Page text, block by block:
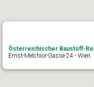
Österreichischer Baustoff-
Ernst-Melchior-Gasse 24 - Wien